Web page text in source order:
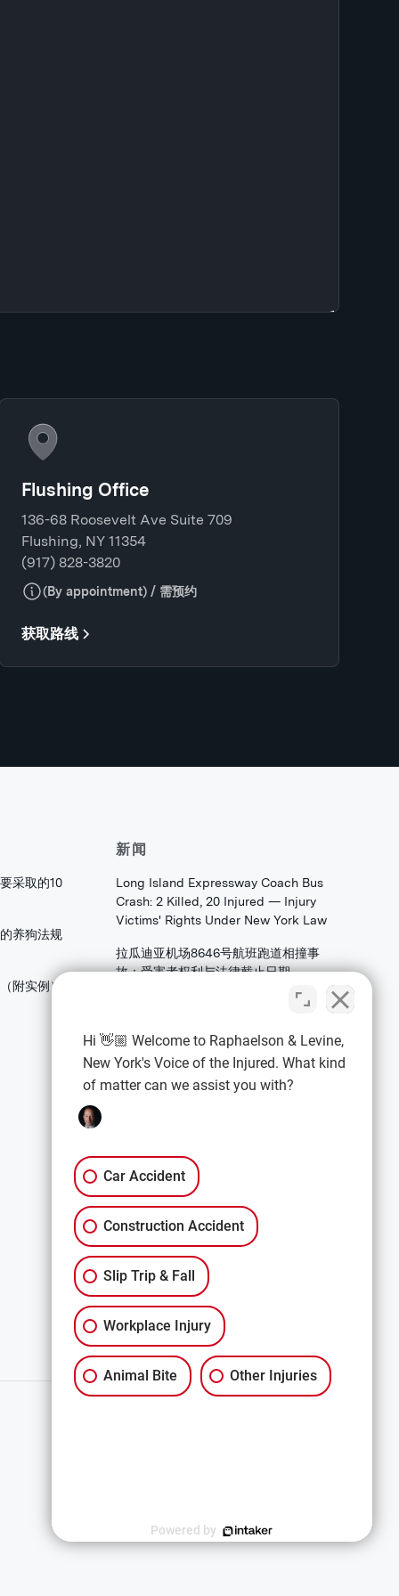
Flushing Office
136-68 Roosevelt Ave Suite 709
Flushing, NY 11354
(917) 828-3820
(By appointment) / 需预约
获取路线
采取的10
养狗法规
附实例）
新闻
Long Island Expressway Coach Bus
Crash: 2 Killed, 20 Injured — Injury
Victims' Rights Under New York Law
拉瓜迪亚机场8646号航班跑道相撞事
故：受害者权利与法律截止日期
法拉盛皇后区大学角大道发生火焰：家
法律信息
条款与条件
免责声明
All Services
Hi 👋🏼 Welcome to Raphaelson & Levine,
New York's Voice of the Injured. What kind
of matter can we assist you with?
Car Accident
Construction Accident
Slip Trip & Fall
Workplace Injury
Animal Bite Other Injuries
Powered by